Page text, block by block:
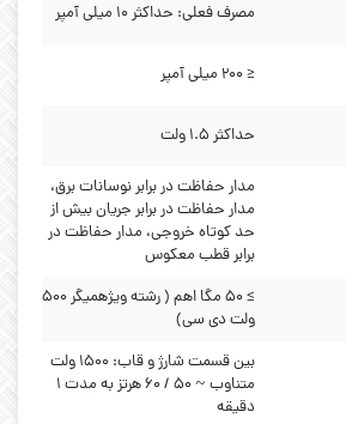
مصرف فعلی: حداکثر 10 میلی آمپر
≤ ۲۰۰ میلی آمپر
حداکثر ۱.۵ ولت
مدار حفاظت در برابر نوسانات برق،
مدار حفاظت در برابر جریان بیش از
حد کوتاه خروجی، مدار حفاظت در
برابر قطب معکوس
≥ ۵۰ مگا اهم ( رشته ویژهمیگر ۵۰۰
ولت دی سی)
بین قسمت شارژ و قاب: ۱۵۰۰ ولت
متناوب ~ ۵۰ / ۶۰ هرتز به مدت ۱
دقیقه